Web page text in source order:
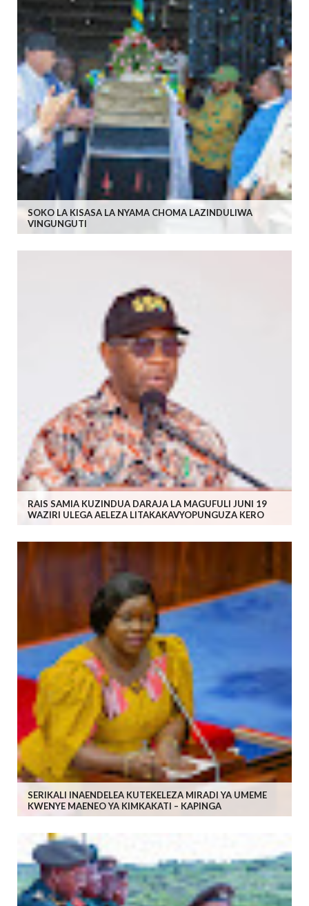
SOKO LA KISASA LA NYAMA CHOMA LAZINDULIWA
VINGUNGUTI
RAIS SAMIA KUZINDUA DARAJA LA MAGUFULI JUNI 19
WAZIRI ULEGA AELEZA LITAKAKAVYOPUNGUZA KERO
SERIKALI INAENDELEA KUTEKELEZA MIRADI YA UMEME
KWENYE MAENEO YA KIMKAKATI – KAPINGA